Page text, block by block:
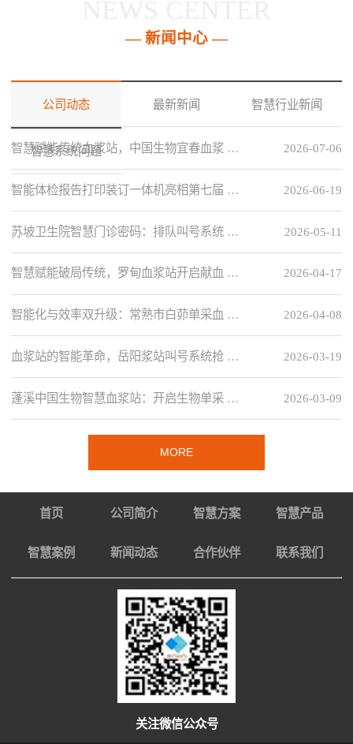
— 新闻中心 —
公司动态 最新新闻 智慧行业新闻
智慧系统问题 2026-07-06
智慧赋能传统血浆站，中国生物宜春血浆 …
2026-06-19
智能体检报告打印装订一体机亮相第七届 …
2026-05-11
苏坡卫生院智慧门诊密码：排队叫号系统 …
2026-04-17
智慧赋能破局传统，罗甸血浆站开启献血 …
2026-04-08
智能化与效率双升级：常熟市白茆单采血 …
2026-03-19
血浆站的智能革命，岳阳浆站叫号系统抢 …
2026-03-09
蓬溪中国生物智慧血浆站：开启生物单采 …
MORE
首页 公司简介 智慧方案 智慧产品
智慧案例 新闻动态 合作伙伴 联系我们
关注微信公众号